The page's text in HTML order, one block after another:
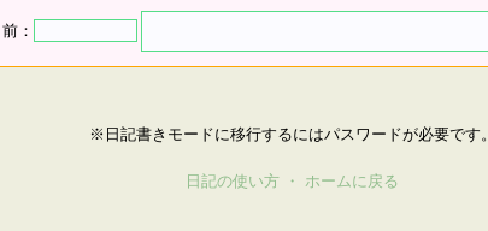
：
※日記書きモードに移行するにはパスワードが必要です。
日記の使い方 ・ ホームに戻る